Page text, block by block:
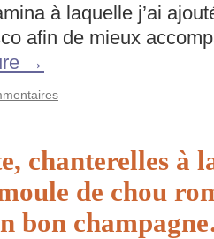
à laquelle j’ai
afin de mieux
→
chanterelles à
de chou
bon